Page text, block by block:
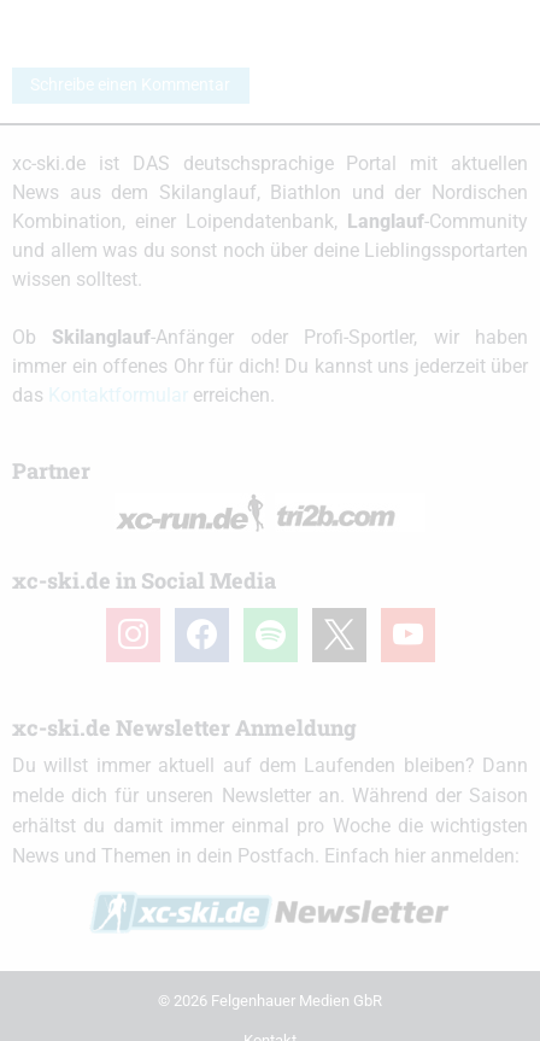
Schreibe einen Kommentar
xc-ski.de ist DAS deutschsprachige Portal mit aktuellen
News aus dem Skilanglauf, Biathlon und der Nordischen
Kombination, einer Loipendatenbank,
Langlauf-Community
und allem was du sonst noch über deine Lieblingssportarten
wissen solltest.
Ob Skilanglauf-Anfänger oder Profi-Sportler, wir haben
immer ein offenes Ohr für dich! Du kannst uns jederzeit über
das
erreichen.
Partner
xc-ski.de in Social Media
instagramfacebook spotify youtube
xc-ski.de Newsletter Anmeldung
Du willst immer aktuell auf dem Laufenden bleiben? Dann
melde dich für unseren Newsletter an. Während der Saison
erhältst du damit immer einmal pro Woche die wichtigsten
News und Themen in dein Postfach. Einfach hier anmelden:
© 2026 Felgenhauer Medien GbR